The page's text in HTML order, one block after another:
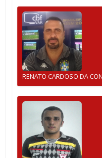
RENATO CARDOSO DA